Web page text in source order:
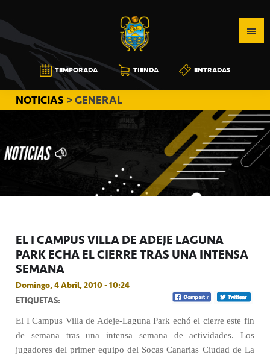
a
la
navegación
principal
al
contenido
principal
a
la
barra
lateral
principal
CB
CANARIAS
TEMPORADA TIENDA ENTRADAS
NOTICIAS > GENERAL
EL I CAMPUS VILLA DE ADEJE LAGUNA
PARK ECHA EL CIERRE TRAS UNA INTENSA
SEMANA
Domingo, 4 Abril, 2010 - 10:24
ETIQUETAS:
El I Campus Villa de Adeje-Laguna Park echó el cierre este fin
de semana tras una intensa semana de actividades. Los
jugadores del primer equipo del Socas Canarias Ciudad de La